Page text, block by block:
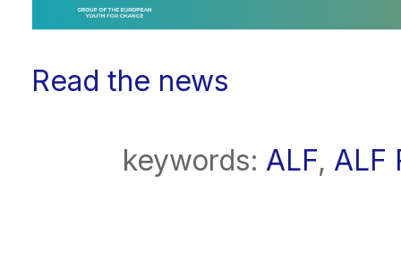
Read the news
keywords: ALF, ALF